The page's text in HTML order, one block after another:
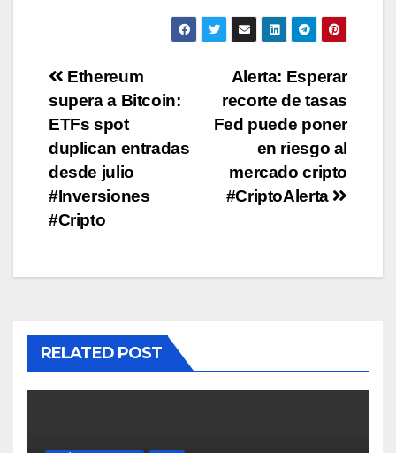
Post
navigation
Alerta: Esperar
recorte de tasas
Fed puede poner
en riesgo al
mercado cripto
#CriptoAlerta
Ethereum
supera a Bitcoin:
ETFs spot
duplican entradas
desde julio
#Inversiones
#Cripto
RELATED POST